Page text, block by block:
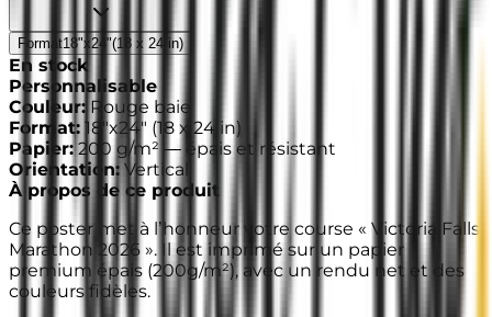
Format18"x24"(18 x 24 in)
En stock
Personnalisable
Couleur: Rouge baie
Format: 18"x24" (18 x 24 in)
Papier: 200 g/m² — épais et résistant
Orientation: Vertical
À propos de ce produit
Ce poster met à l’honneur votre course « Victoria Falls
Marathon 2026 ». Il est imprimé sur un papier
premium épais (200g/m²), avec un rendu net et des
couleurs fidèles.